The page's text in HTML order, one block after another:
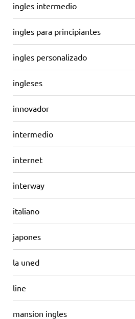
ingles intermedio
ingles para principiantes
ingles personalizado
ingleses
innovador
intermedio
internet
interway
italiano
japones
la uned
line
mansion ingles